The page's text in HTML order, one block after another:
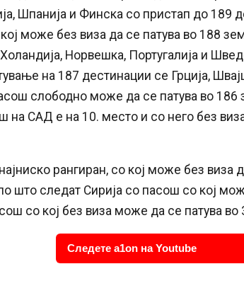
Шпанија и Финска со пристап до 189
може без виза да се патува во 188
Норвешка, Португалија и
на 187 дестинации се Грција,
слободно може да се патува во 186
на САД е на 10. место и со него без
рангиран, со кој може без виза
што следат Сирија со пасош со кој
со кој без виза може да се патува во
Следете a1on на Youtube